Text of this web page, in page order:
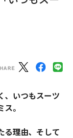
、いつもスーツ
。
る理由、そして